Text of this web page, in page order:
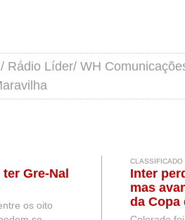
Rádio Líder/ WH
Gre-Nal
os oito
CLASSIFICADO
Inter
mas
da Copa